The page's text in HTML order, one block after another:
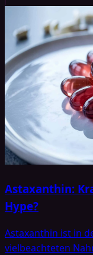
Astaxanthin:
Hype?
Astaxanthin ist in
vielbeachteten